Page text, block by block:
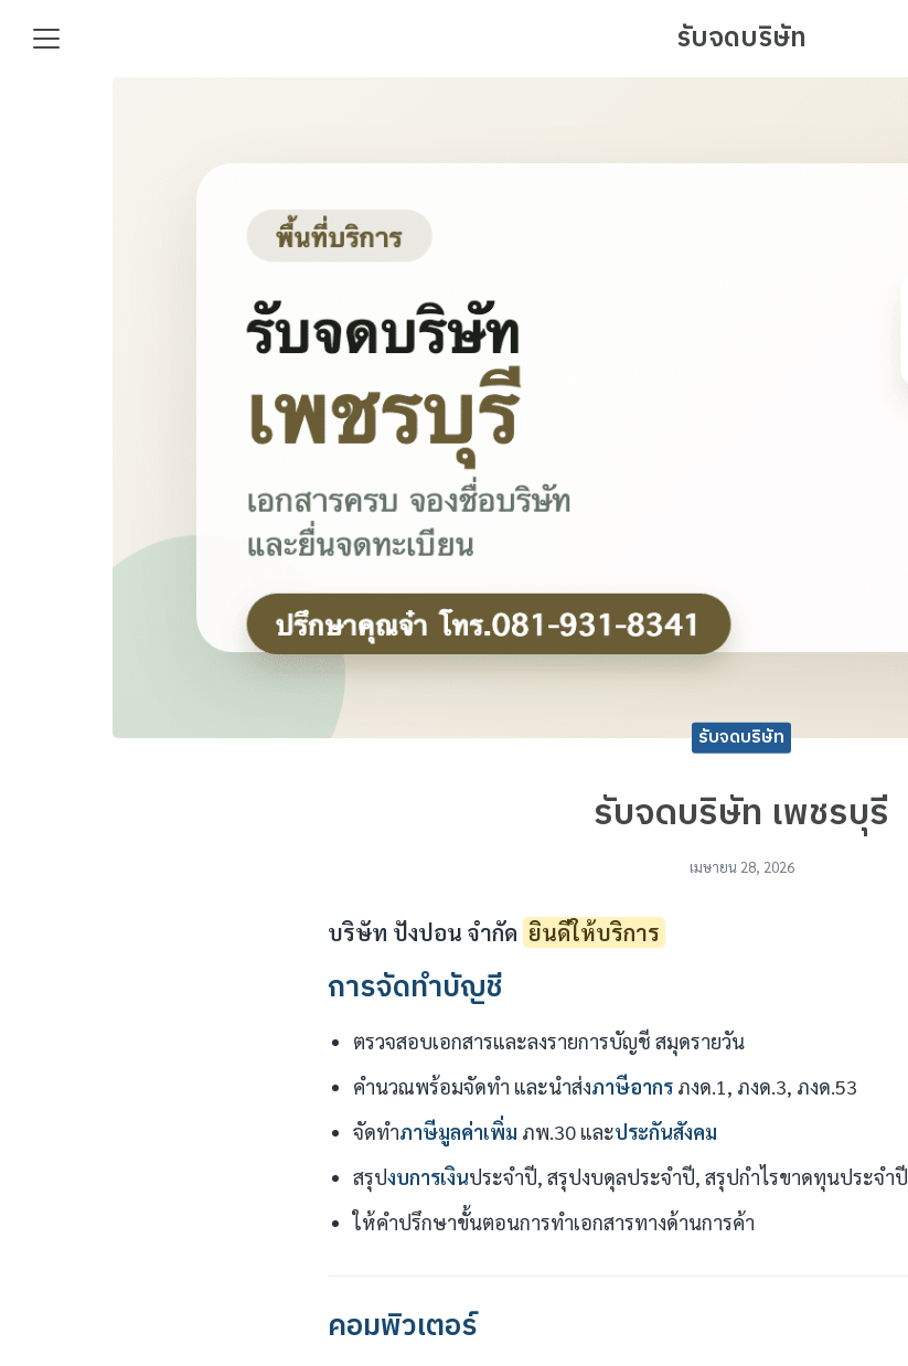
รับจดบริษัท
รับจดบริษัท
รับจดบริษัท เพชรบุรี
เมษายน 28, 2026
บริษัท ปังปอน จำกัด ยินดีให้บริการ
การจัดทำบัญชี
ตรวจสอบเอกสารและลงรายการบัญชี สมุดรายวัน
คำนวณพร้อมจัดทำ และนำส่งภาษีอากรภงด.1, ภงด.3, ภงด.53
จัดทำภาษีมูลค่าเพิ่ม ภพ.30 และประกันสังคม
สรุปงบการเงินประจำปี, สรุปงบดุลประจำปี, สรุปกำไรขาดทุนประจำปี
ให้คำปรึกษาขั้นตอนการทำเอกสารทางด้านการค้า
คอมพิวเตอร์